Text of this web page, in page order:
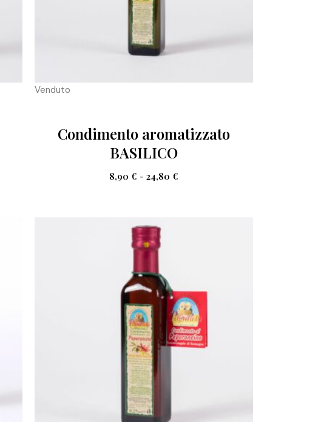
Venduto
Condimento aromatizzato
BASILICO
8,90 € - 24,80 €